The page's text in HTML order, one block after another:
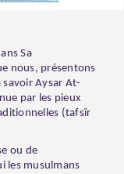
Sa
nous, présentons
Aysar At-
par les pieux
(tafsîr
ou de
les musulmans